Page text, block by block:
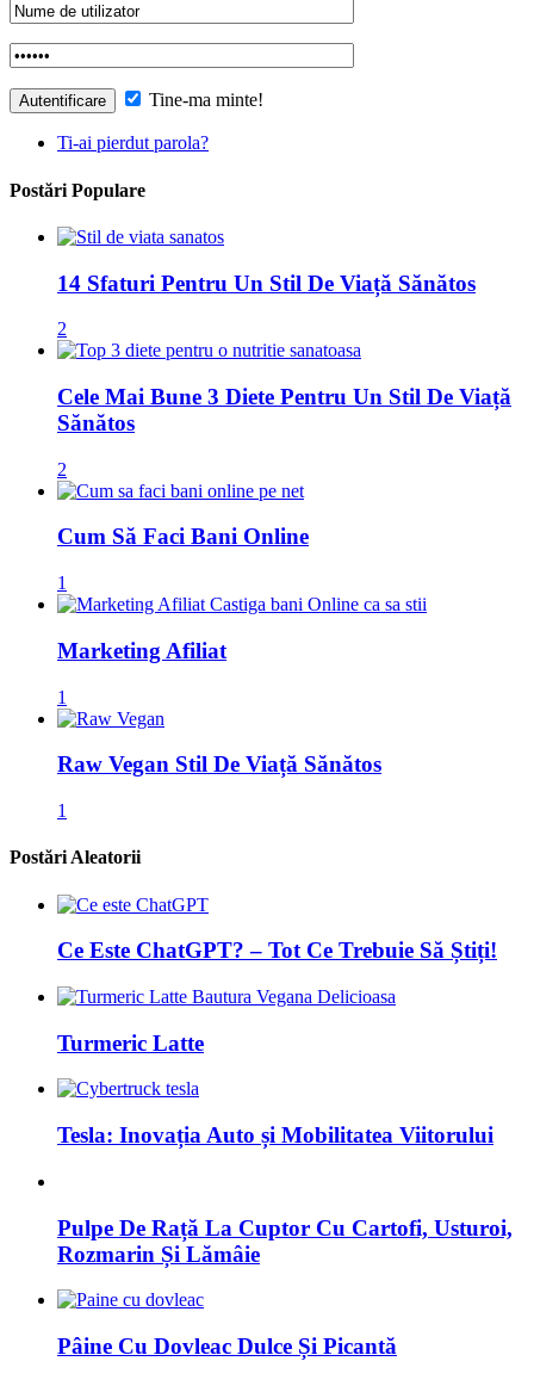
Tine-ma minte!
Ti-ai pierdut parola?
Postări Populare
14 Sfaturi Pentru Un Stil De Viață Sănătos
2
Cele Mai Bune 3 Diete Pentru Un Stil De Viață
Sănătos
2
Cum Să Faci Bani Online
1
Marketing Afiliat
1
Raw Vegan Stil De Viață Sănătos
1
Postări Aleatorii
Ce Este ChatGPT? – Tot Ce Trebuie Să Știți!
Turmeric Latte
Tesla: Inovația Auto și Mobilitatea Viitorului
Pulpe De Rață La Cuptor Cu Cartofi, Usturoi,
Rozmarin Și Lămâie
Pâine Cu Dovleac Dulce Și Picantă